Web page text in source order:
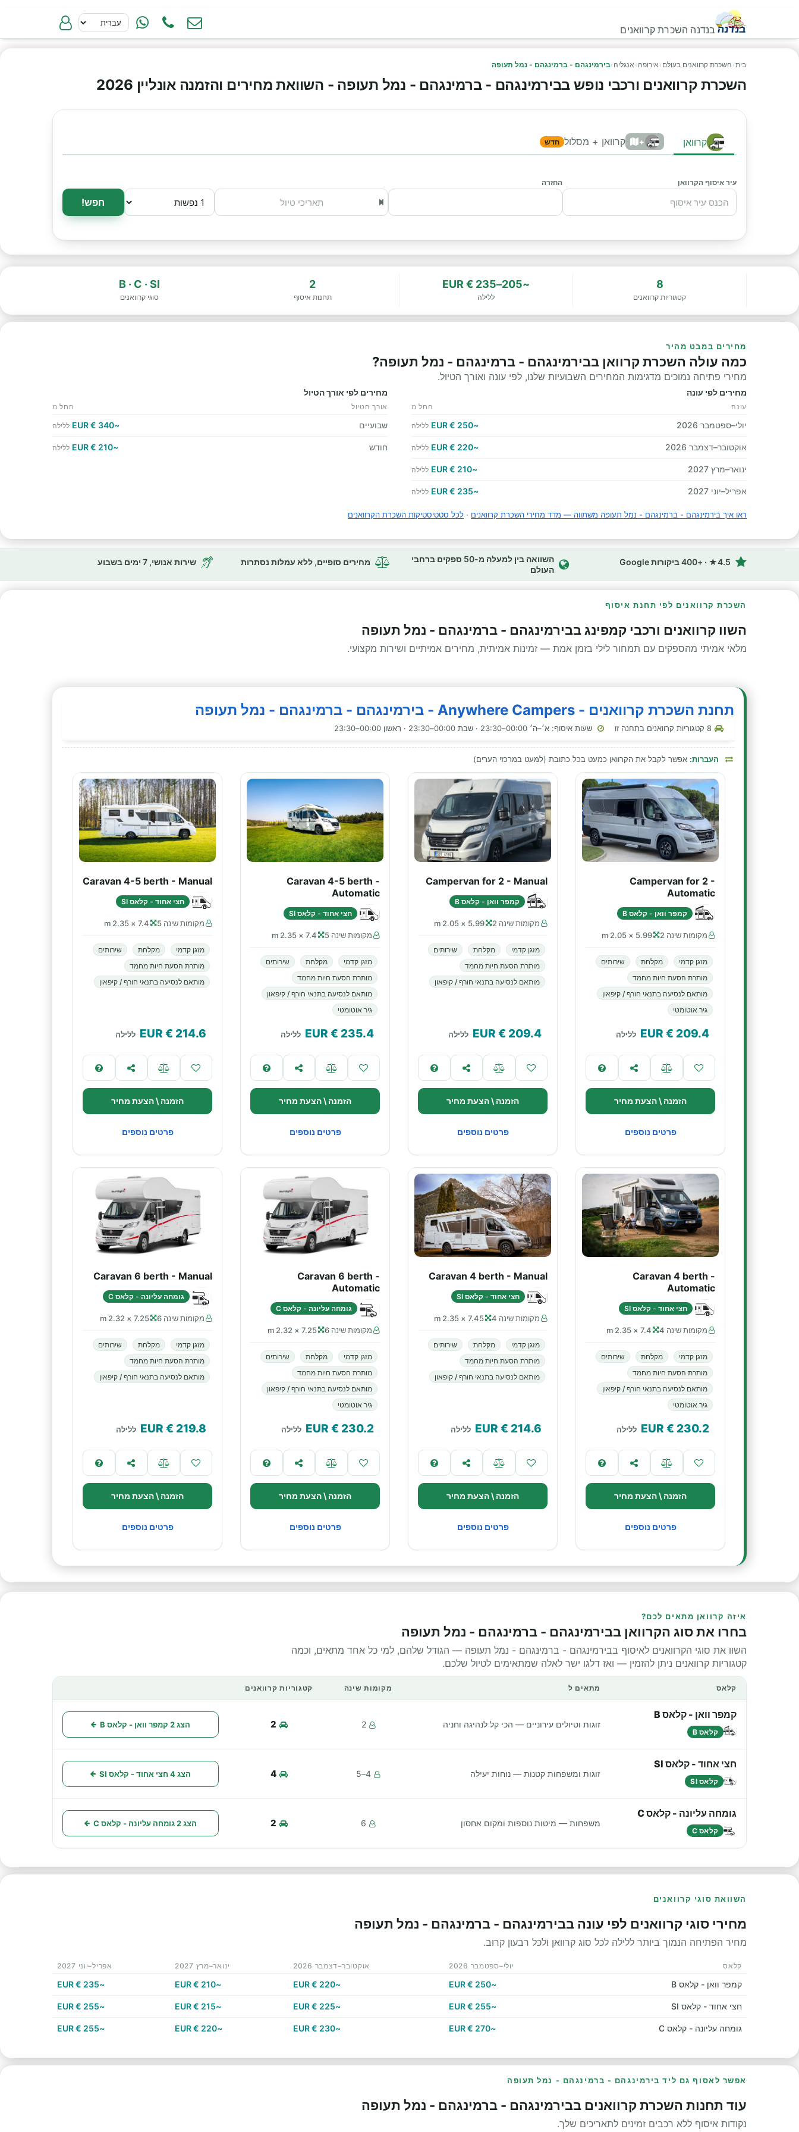
בנדנה השכרת קרוואנים
בית› השכרת קרוואנים בעולם › אירופה › אנגליה ›בירמינגהם - ברמינגהם - נמל תעופה
השכרת קרוואנים ורכבי נופש בבירמינגהם - ברמינגהם - נמל תעופה - השוואת מחירים והזמנה אונליין 2026
קרוואן + קרוואן + מסלול חדש
עיר איסוף הקרוואן החזרה
חפש!
8
קטגוריות קרוואנים
~205–235 € EUR
ללילה
2
תחנות איסוף
B · C · SI
סוגי קרוואנים
מחירים במבט מהיר
כמה עולה השכרת קרוואן בבירמינגהם - ברמינגהם - נמל תעופה?
מחירי פתיחה נמוכים מדגימות המחירים השבועיות שלנו, לפי עונה ואורך הטיול.
מחירים לפי עונה
עונה החל מ
יולי–ספטמבר 2026 ~250 € EUR ללילה
אוקטובר–דצמבר 2026 ~220 € EUR ללילה
ינואר–מרץ 2027 ~210 € EUR ללילה
אפריל–יוני 2027 ~235 € EUR ללילה
מחירים לפי אורך הטיול
אורך הטיול החל מ
שבועיים ~340 € EUR ללילה
חודש ~210 € EUR ללילה
ראו איך בירמינגהם - ברמינגהם - נמל תעופה משתווה — מדד מחירי השכרת קרוואנים · לכל סטטיסטיקות השכרת הקרוואנים
4.5★ · +400 ביקורות Google
השוואה בין למעלה מ-50 ספקים ברחבי
העולם
מחירים סופיים, ללא עמלות נסתרות שירות אנושי, 7 ימים בשבוע
השכרת קרוואנים לפי תחנת איסוף
השוו קרוואנים ורכבי קמפינג בבירמינגהם - ברמינגהם - נמל תעופה
מלאי אמיתי מהספקים עם תמחור לילי בזמן אמת — זמינות אמיתית, מחירים אמיתיים ושירות מקצועי.
תחנת השכרת קרוואנים - Anywhere Campers - בירמינגהם - ברמינגהם - נמל תעופה
שעות איסוף: א׳–ה׳ 00:00–23:30 · שבת 00:00–23:30 · ראשון 00:00–23:30
העברות: אפשר לקבל את הקרוואן כמעט בכל כתובת (למעט במרכזי הערים)
Campervan for 2 -
Automatic
קמפר וואן - קלאס B
מקומות שינה 2 5.99 × 2.05 m
מזגן קדמי מקלחת
שירותים
מותרת הסעת חיות מחמד
מותאם לנסיעה בתנאי חורף / קיפאון
גיר אוטומטי
209.4
€ EUR ללילה
הזמנה \ הצעת מחיר
פרטים נוספים
Campervan for 2 - Manual
קמפר וואן - קלאס B
מקומות שינה 2 5.99 × 2.05 m
מזגן קדמי מקלחת
שירותים
מותרת הסעת חיות מחמד
מותאם לנסיעה בתנאי חורף / קיפאון
209.4
€ EUR ללילה
הזמנה \ הצעת מחיר
פרטים נוספים
Caravan 4-5 berth -
Automatic
חצי אחוד - קלאס SI
מקומות שינה 5 7.4 × 2.35 m
מזגן קדמי מקלחת
שירותים
מותרת הסעת חיות מחמד
מותאם לנסיעה בתנאי חורף / קיפאון
גיר אוטומטי
235.4
€ EUR ללילה
הזמנה \ הצעת מחיר
פרטים נוספים
Caravan 4-5 berth - Manual
חצי אחוד - קלאס SI
מקומות שינה 5 7.4 × 2.35 m
מזגן קדמי מקלחת
שירותים
מותרת הסעת חיות מחמד
מותאם לנסיעה בתנאי חורף / קיפאון
214.6
€ EUR ללילה
הזמנה \ הצעת מחיר
פרטים נוספים
Caravan 4 berth -
Automatic
חצי אחוד - קלאס SI
מקומות שינה 4 7.4 × 2.35 m
מזגן קדמי מקלחת
שירותים
מותרת הסעת חיות מחמד
מותאם לנסיעה בתנאי חורף / קיפאון
גיר אוטומטי
230.2
€ EUR ללילה
הזמנה \ הצעת מחיר
פרטים נוספים
Caravan 4 berth - Manual
חצי אחוד - קלאס SI
מקומות שינה 4 7.45 × 2.35 m
מזגן קדמי מקלחת
שירותים
מותרת הסעת חיות מחמד
מותאם לנסיעה בתנאי חורף / קיפאון
214.6
€ EUR ללילה
הזמנה \ הצעת מחיר
פרטים נוספים
Caravan 6 berth -
Automatic
גומחה עליונה - קלאס C
מקומות שינה 6 7.25 × 2.32 m
מזגן קדמי מקלחת
שירותים
מותרת הסעת חיות מחמד
מותאם לנסיעה בתנאי חורף / קיפאון
גיר אוטומטי
230.2
€ EUR ללילה
הזמנה \ הצעת מחיר
פרטים נוספים
Caravan 6 berth - Manual
גומחה עליונה - קלאס C
מקומות שינה 6 7.25 × 2.32 m
מזגן קדמי מקלחת
שירותים
מותרת הסעת חיות מחמד
מותאם לנסיעה בתנאי חורף / קיפאון
219.8
€ EUR ללילה
הזמנה \ הצעת מחיר
פרטים נוספים
איזה קרוואן מתאים לכם?
בחרו את סוג הקרוואן בבירמינגהם - ברמינגהם - נמל תעופה
השוו את סוגי הקרוואנים לאיסוף בבירמינגהם - ברמינגהם - נמל תעופה — הגודל שלהם, למי כל אחד מתאים, וכמה
קטגוריות קרוואנים ניתן להזמין — ואז דלגו ישר לאלה שמתאימים לטיול שלכם.
קלאס מתאים ל מקומות שינה קטגוריות קרוואנים
קמפר וואן - קלאס B
קלאס B
זוגות וטיולים עירוניים — הכי קל לנהיגה וחניה 2
2 הצג 2 קמפר וואן - קלאס B
חצי אחוד - קלאס SI
קלאס SI
זוגות ומשפחות קטנות — נוחות יעילה 4–5
4 הצג 4 חצי אחוד - קלאס SI
גומחה עליונה - קלאס C
קלאס C
משפחות — מיטות נוספות ומקום אחסון 6
2 הצג 2 גומחה עליונה - קלאס C
השוואת סוגי קרוואנים
מחירי סוגי קרוואנים לפי עונה בבירמינגהם - ברמינגהם - נמל תעופה
מחיר הפתיחה הנמוך ביותר ללילה לכל סוג קרוואן ולכל רבעון קרוב.
קלאס יולי–ספטמבר 2026 אוקטובר–דצמבר 2026 ינואר–מרץ 2027 אפריל–יוני 2027
קמפר וואן - קלאס B ~250 € EUR
~220 € EUR
~210 € EUR
~235 € EUR
חצי אחוד - קלאס SI ~255 € EUR
~225 € EUR
~215 € EUR
~255 € EUR
גומחה עליונה - קלאס C ~270 € EUR
~230 € EUR
~220 € EUR
~255 € EUR
אפשר לאסוף גם ליד בירמינגהם - ברמינגהם - נמל תעופה
עוד תחנות השכרת קרוואנים בבירמינגהם - ברמינגהם - נמל תעופה
נקודות איסוף ללא רכבים זמינים לתאריכים שלך.